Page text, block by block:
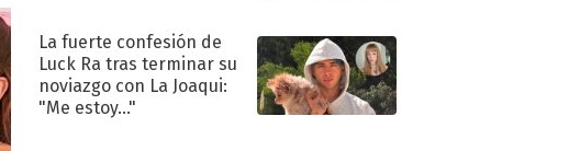
La fuerte confesión de
Luck Ra tras terminar su
noviazgo con La Joaqui:
"Me estoy..."